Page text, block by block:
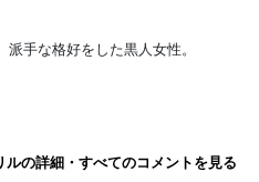
手な格好をした黒人女性。
ルの詳細・すべてのコメントを見る